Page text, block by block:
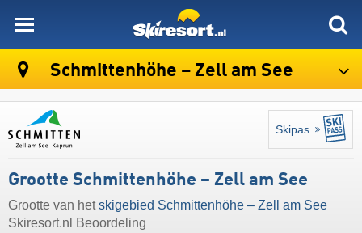
Schmittenhöhe – Zell am See
Skipas
Grootte Schmittenhöhe – Zell am See
Grootte van hetskigebied Schmittenhöhe – Zell am See
Skiresort.nl Beoordeling